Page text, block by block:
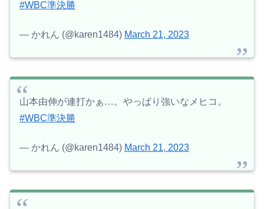
#WBC準決勝
— かれん (@karen1484) March 21, 2023
山本由伸が連打かぁ…。やっぱり強いなメヒコ。
#WBC準決勝
— かれん (@karen1484) March 21, 2023